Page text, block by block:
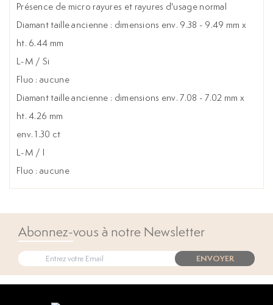
Présence de micro rayures et rayures d'usage normal
Diamant taille ancienne : dimensions env. 9.38 - 9.49 mm x
ht. 6.44 mm
L-M / Si
Fluo : aucune
Diamant taille ancienne : dimensions env. 7.08 - 7.02 mm x
ht. 4.26 mm
env. 1.30 ct
L-M / I
Fluo : aucune
Abonnez-vous à notre Newsletter
ENVOYER